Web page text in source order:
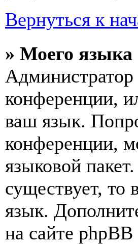
Вернуться к
» Моего языка
Администратор
конференции,
ваш язык.
конференции,
языковой
существует, то
язык.
на сайте